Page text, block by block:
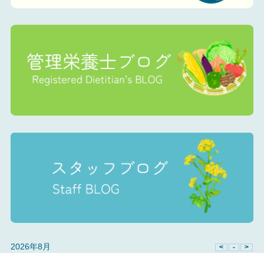
2026年8月